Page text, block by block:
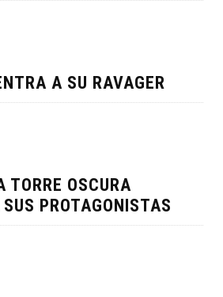
A SU RAVAGER
TORRE OSCURA
PROTAGONISTAS